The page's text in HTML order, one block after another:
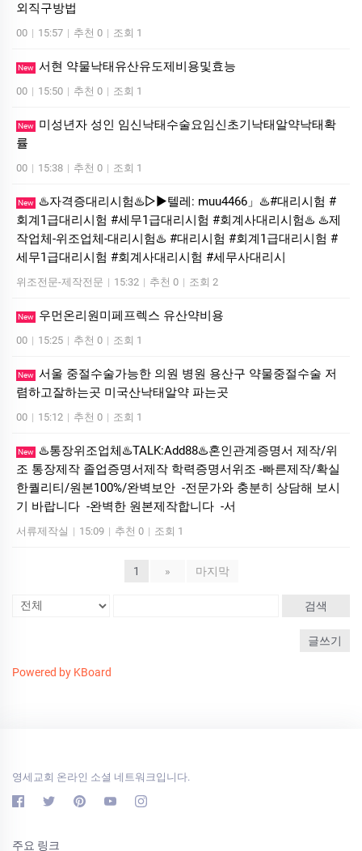
외직구방법
00 | 15:57 | 추천 0 | 조회 1
New 서현 약물낙태유산유도제비용및효능
00 | 15:50 | 추천 0 | 조회 1
New
미성년자 성인 임신낙태수술요임신초기낙태알약낙태확
률
00 | 15:38 | 추천 0 | 조회 1
New
♨️자격증대리시험♨️▷▶텔레: muu4466」♨️#대리시험 #
회계1급대리시험 #세무1급대리시험 #회계사대리시험♨️ ♨️제
작업체-위조업체-대리시험♨️ #대리시험 #회계1급대리시험 #
세무1급대리시험 #회계사대리시험 #세무사대리시
위조전문-제작전문 | 15:32 | 추천 0 | 조회 2
New 우먼온리원미페프렉스 유산약비용
00 | 15:25 | 추천 0 | 조회 1
New 서울 중절수술가능한 의원 병원 용산구 약물중절수술 저
렴하고잘하는곳 미국산낙­태알약 파는곳
00 | 15:12 | 추천 0 | 조회 1
New
♨️통장위조업체♨️TALK:Add88♨️혼인관계증명서 제작/위
조 통장제작 졸업증명서제작 학력증명서위조 -빠른제작/확실
한퀄리티/원본100%/완벽보안 -전문가와 충분히 상담해 보시
기 바랍니다 -완벽한 원본제작합니다 -서
서류제작실 | 15:09 | 추천 0 | 조회 1
1 » 마지막
검색
글쓰기
Powered by KBoard
영세교회 온라인 소셜 네트워크입니다.
주요 링크